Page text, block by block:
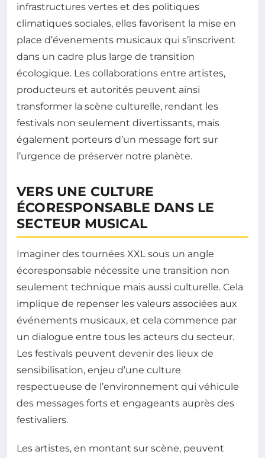
infrastructures vertes et des politiques
climatiques sociales, elles favorisent la mise en
place d’évenements musicaux qui s’inscrivent
dans un cadre plus large de transition
écologique. Les collaborations entre artistes,
producteurs et autorités peuvent ainsi
transformer la scène culturelle, rendant les
festivals non seulement divertissants, mais
également porteurs d’un message fort sur
l’urgence de préserver notre planète.
VERS UNE CULTURE
ÉCORESPONSABLE DANS LE
SECTEUR MUSICAL
Imaginer des tournées XXL sous un angle
écoresponsable nécessite une transition non
seulement technique mais aussi culturelle. Cela
implique de repenser les valeurs associées aux
événements musicaux, et cela commence par
un dialogue entre tous les acteurs du secteur.
Les festivals peuvent devenir des lieux de
sensibilisation, enjeu d’une culture
respectueuse de l’environnement qui véhicule
des messages forts et engageants auprès des
festivaliers.
Les artistes, en montant sur scène, peuvent